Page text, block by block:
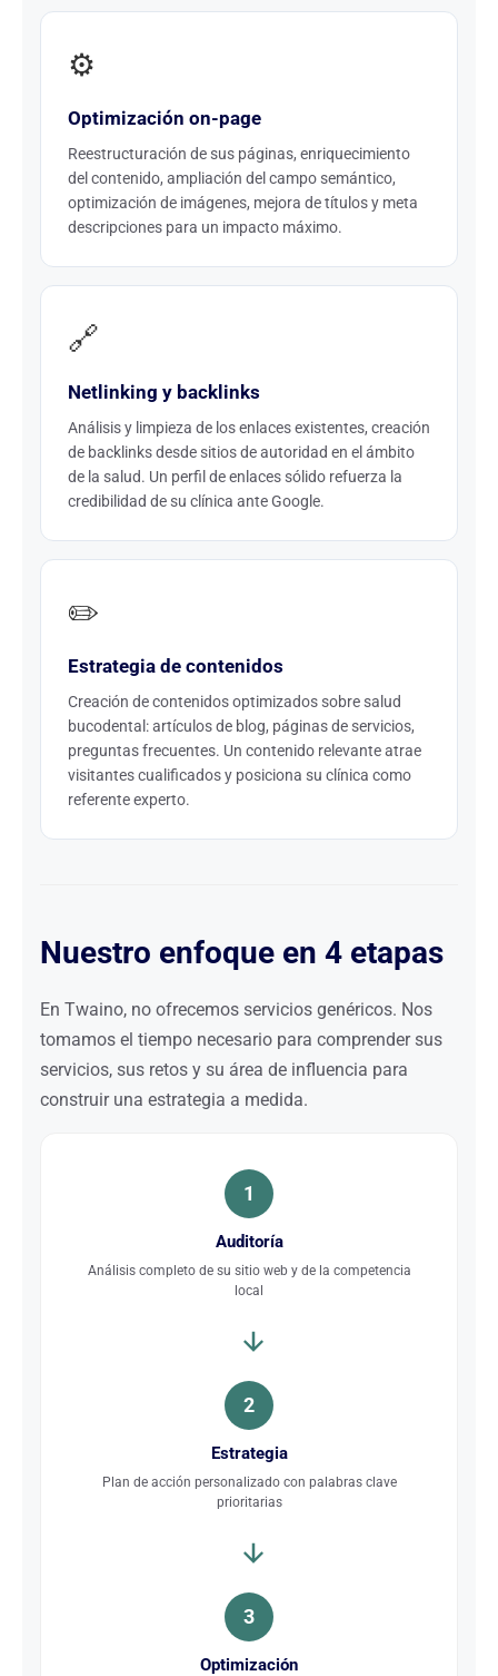
⚙️
Optimización on-page
Reestructuración de sus páginas, enriquecimiento
del contenido, ampliación del campo semántico,
optimización de imágenes, mejora de títulos y meta
descripciones para un impacto máximo.
🔗
Netlinking y backlinks
Análisis y limpieza de los enlaces existentes, creación
de backlinks desde sitios de autoridad en el ámbito
de la salud. Un perfil de enlaces sólido refuerza la
credibilidad de su clínica ante Google.
✏️
Estrategia de contenidos
Creación de contenidos optimizados sobre salud
bucodental: artículos de blog, páginas de servicios,
preguntas frecuentes. Un contenido relevante atrae
visitantes cualificados y posiciona su clínica como
referente experto.
Nuestro enfoque en 4 etapas
En Twaino, no ofrecemos servicios genéricos. Nos
tomamos el tiempo necesario para comprender sus
servicios, sus retos y su área de influencia para
construir una estrategia a medida.
1
Auditoría
Análisis completo de su sitio web y de la competencia
local
2
Estrategia
Plan de acción personalizado con palabras clave
prioritarias
3
Optimización